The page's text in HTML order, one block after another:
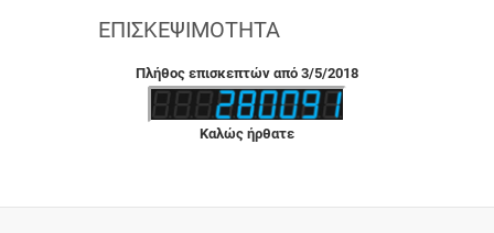
ΕΠΙΣΚΕΨΙΜΌΤΗΤΑ
Πλήθος επισκεπτών από 3/5/2018
Καλώς ήρθατε